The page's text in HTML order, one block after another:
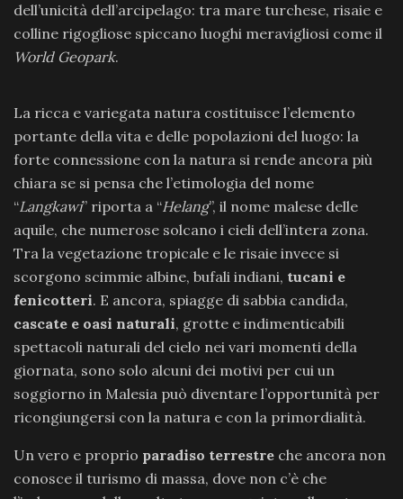
dell’unicità dell’arcipelago: tra mare turchese, risaie e
colline rigogliose spiccano luoghi meravigliosi come il
World Geopark.
La ricca e variegata natura costituisce l’elemento
portante della vita e delle popolazioni del luogo: la
forte connessione con la natura si rende ancora più
chiara se si pensa che l’etimologia del nome
“Langkawi” riporta a “Helang”, il nome malese delle
aquile, che numerose solcano i cieli dell’intera zona.
Tra la vegetazione tropicale e le risaie invece si
scorgono scimmie albine, bufali indiani, tucani e
fenicotteri. E ancora, spiagge di sabbia candida,
cascate e oasi naturali, grotte e indimenticabili
spettacoli naturali del cielo nei vari momenti della
giornata, sono solo alcuni dei motivi per cui un
soggiorno in Malesia può diventare l’opportunità per
ricongiungersi con la natura e con la primordialità.
Un vero e proprio paradiso terrestre che ancora non
conosce il turismo di massa, dove non c’è che